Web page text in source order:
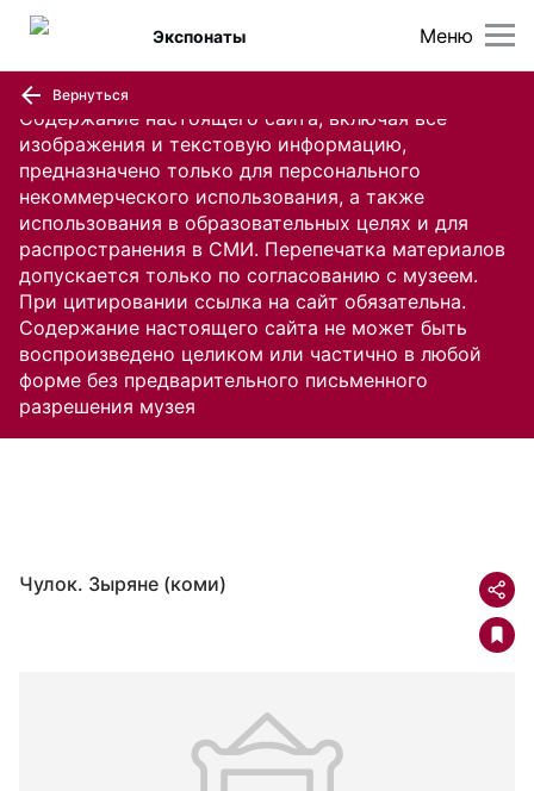
Содержание настоящего сайта, включая все
изображения и текстовую информацию,
предназначено только для персонального
некоммерческого использования, а также
использования в образовательных целях и для
распространения в СМИ. Перепечатка материалов
допускается только по согласованию с музеем.
При цитировании ссылка на сайт обязательна.
Содержание настоящего сайта не может быть
воспроизведено целиком или частично в любой
форме без предварительного письменного
разрешения музея
Меню
Экспонаты
Вернуться
Чулок. Зыряне (коми)